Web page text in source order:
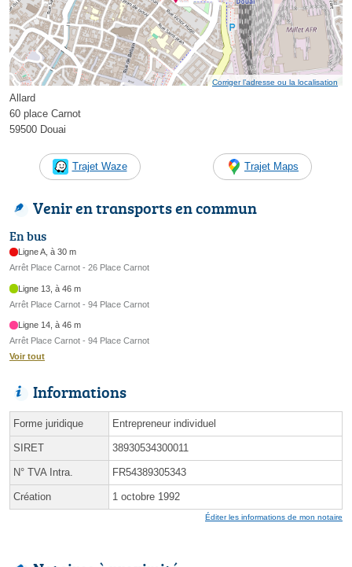
Corriger l’adresse ou la localisation
Allard
60 place Carnot
59500 Douai
Trajet Waze Trajet Maps
Venir en transports en commun
En bus
Ligne A, à 30 m
Arrêt Place Carnot - 26 Place Carnot
Ligne 13, à 46 m
Arrêt Place Carnot - 94 Place Carnot
Ligne 14, à 46 m
Arrêt Place Carnot - 94 Place Carnot
Voir tout
Informations
Forme juridique Entrepreneur individuel
SIRET 38930534300011
N° TVA Intra. FR54389305343
Création 1 octobre 1992
Éditer les informations de mon notaire